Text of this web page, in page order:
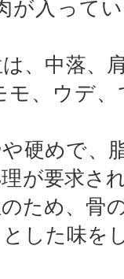
が入って
、中落、
モ、ウデ
硬めで、
が要求さ
ため、骨
した味を